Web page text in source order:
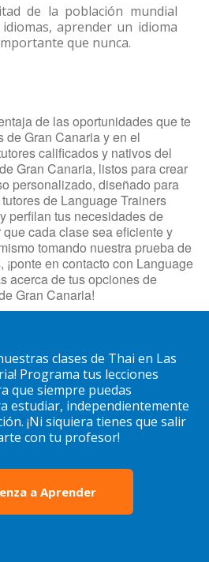
de la población mundial
aprender un idioma
que nunca.
de las oportunidades que te
de Gran Canaria y en el
calificados y nativos del
Gran Canaria, listos para crear
personalizado, diseñado para
de Language Trainers
perfilan tus necesidades de
cada clase sea eficiente y
tomando nuestra prueba de
en contacto con Language
acerca de tus opciones de
Gran Canaria!
clases de Thai en Las
Programa tus lecciones
que siempre puedas
estudiar, independientemente
¡Ni siquiera tienes que salir
con tu profesor!
a Aprender